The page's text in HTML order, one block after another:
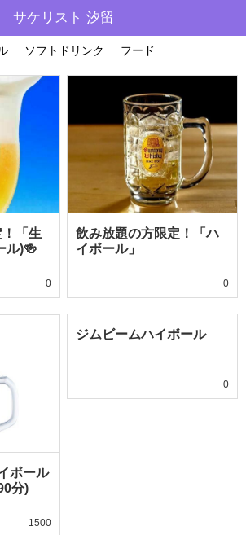
サケリスト 汐留
ソフトドリンク フード
「生
ル)🍻
0
飲み放題の方限定！「ハ
イボール」
0
ボール
分)
1500
ジムビームハイボール
0